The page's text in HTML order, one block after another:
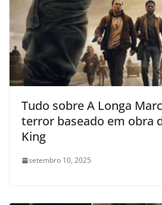
Tudo sobre A Longa
terror baseado em obra
King
setembro 10, 2025